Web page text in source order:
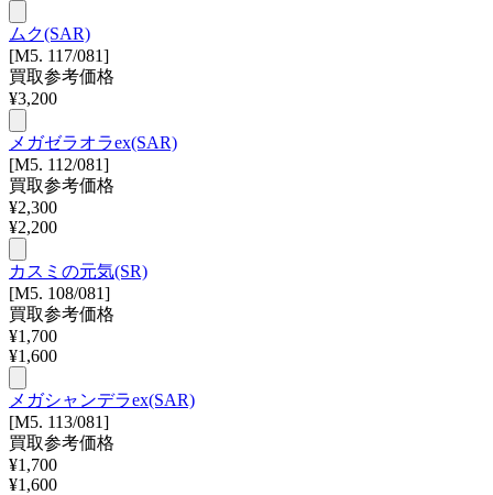
ムク(SAR)
[M5. 117/081]
買取参考価格
¥3,200
メガゼラオラex(SAR)
[M5. 112/081]
買取参考価格
¥2,300
¥2,200
カスミの元気(SR)
[M5. 108/081]
買取参考価格
¥1,700
¥1,600
メガシャンデラex(SAR)
[M5. 113/081]
買取参考価格
¥1,700
¥1,600